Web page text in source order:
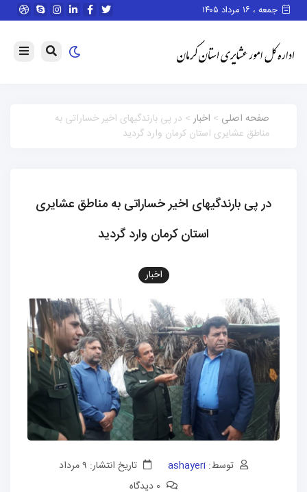
جمعه ، ۱۶ مرداد ۱۴۰۵
صفحه اصلی > اخبار> در پی بارندگیهای اخیر خساراتی به
مناطق عشایری استان کرمان وارد گردید
در پی بارندگیهای اخیر خساراتی به مناطق عشایری
استان کرمان وارد گردید
اخبار
توسط: ashayeri
تاریخ انتشار: ۹ مرداد